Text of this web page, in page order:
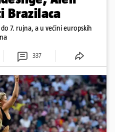
Brazilaca
7. rujna, a u većini europskih
337